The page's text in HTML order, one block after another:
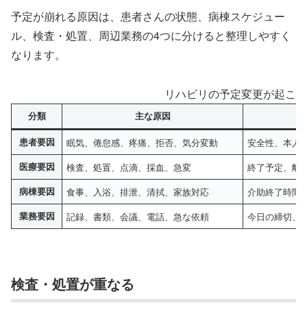
予定が崩れる原因は、患者さんの状態、病棟スケジュー
ル、検査・処置、周辺業務の4つに分けると整理しやすく
なります。
リハビリの予定変更が起こ
分類 主な原因
患者要因 眠気、倦怠感、疼痛、拒否、気分変動 安全性、本人
医療要因 検査、処置、点滴、採血、急変 終了予定、離
病棟要因 食事、入浴、排泄、清拭、家族対応 介助終了時間
業務要因 記録、書類、会議、電話、急な依頼 今日の締切、
検査・処置が重なる